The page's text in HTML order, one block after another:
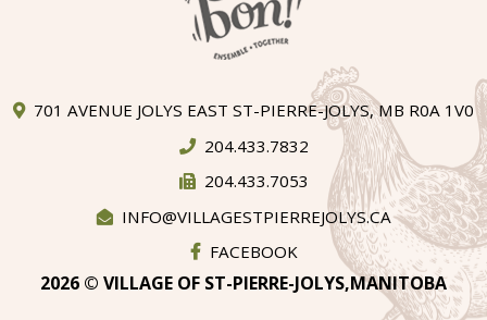
701 AVENUE JOLYS EAST ST-PIERRE-JOLYS, MB R0A 1V0
204.433.7832
204.433.7053
INFO@VILLAGESTPIERREJOLYS.CA
FACEBOOK
2026 © VILLAGE OF ST-PIERRE-JOLYS,MANITOBA